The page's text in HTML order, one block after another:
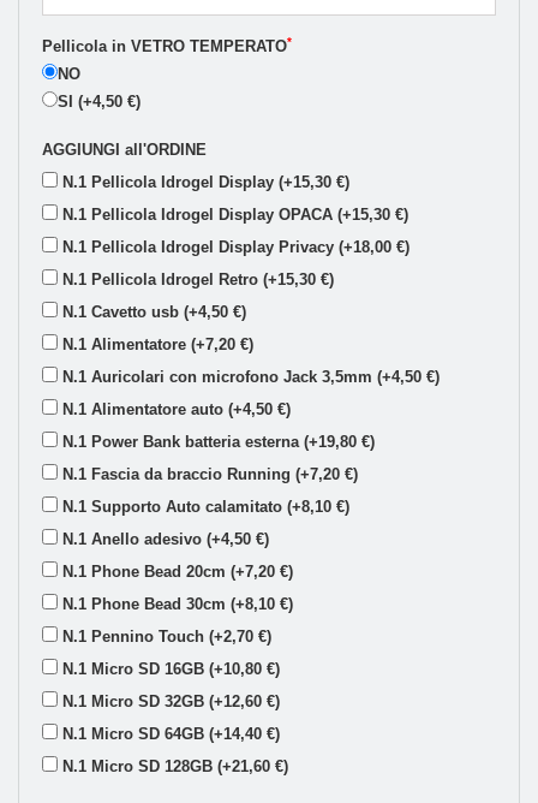
Pellicola in VETRO TEMPERATO*
NO
SI (+4,50 €)
AGGIUNGI all'ORDINE
N.1 Pellicola Idrogel Display (+15,30 €)
N.1 Pellicola Idrogel Display OPACA (+15,30 €)
N.1 Pellicola Idrogel Display Privacy (+18,00 €)
N.1 Pellicola Idrogel Retro (+15,30 €)
N.1 Cavetto usb (+4,50 €)
N.1 Alimentatore (+7,20 €)
N.1 Auricolari con microfono Jack 3,5mm (+4,50 €)
N.1 Alimentatore auto (+4,50 €)
N.1 Power Bank batteria esterna (+19,80 €)
N.1 Fascia da braccio Running (+7,20 €)
N.1 Supporto Auto calamitato (+8,10 €)
N.1 Anello adesivo (+4,50 €)
N.1 Phone Bead 20cm (+7,20 €)
N.1 Phone Bead 30cm (+8,10 €)
N.1 Pennino Touch (+2,70 €)
N.1 Micro SD 16GB (+10,80 €)
N.1 Micro SD 32GB (+12,60 €)
N.1 Micro SD 64GB (+14,40 €)
N.1 Micro SD 128GB (+21,60 €)